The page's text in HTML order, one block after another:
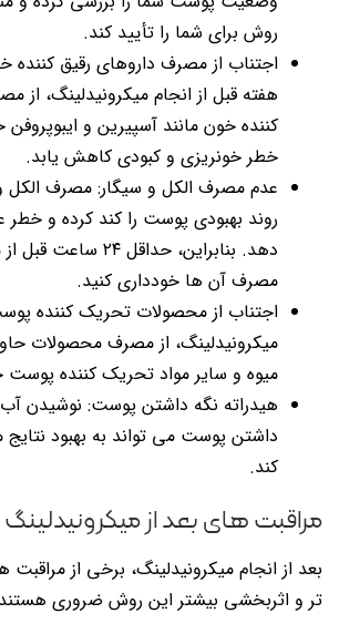
روش برای شما را تأیید کند.
اجتناب از مصرف داروهای رقیق
هفته قبل از انجام میکرونیدلینگ، از
کننده خون مانند آسپیرین و ایبوپروفن
خطر خونریزی و کبودی کاهش یابد.
عدم مصرف الکل و سیگار: مصرف الکل
روند بهبودی پوست را کند کرده و خطر
دهد. بنابراین، حداقل
مصرف آن ها خودداری کنید.
اجتناب از محصولات تحریک کننده
میکرونیدلینگ، از مصرف محصولات
میوه و سایر مواد تحریک کننده پوست
هیدراته نگه داشتن پوست: نوشیدن
داشتن پوست می تواند به بهبود
کند.
مراقبت های بعد از
بعد از انجام میکرونیدلینگ، برخی از مراقبت
تر و اثربخشی بیشتر این روش ضروری